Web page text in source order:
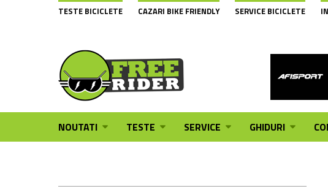
TESTE BICICLETE CAZARI BIKE FRIENDLY SERVICE BICICLETE
NOUTATI TESTE SERVICE GHIDURI